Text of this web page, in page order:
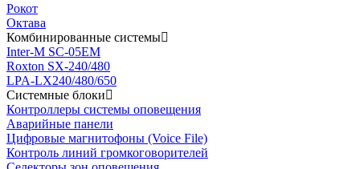
Рокот
Октава
Комбинированные системы
Inter-M SC-05EM
Roxton SX-240/480
LPA-LX240/480/650
Системные блоки
Контроллеры системы оповещения
Аварийные панели
Цифровые магнитофоны (Voice File)
Контроль линий громкоговорителей